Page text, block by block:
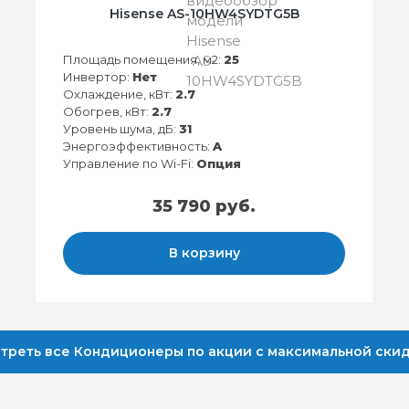
Hisense AS-10HW4SYDTG5B
Площадь помещения, м2: 25
Инвертор: Нет
Охлаждение, кВт: 2.7
Обогрев, кВт: 2.7
Уровень шума, дБ: 31
Энергоэффективность: A
Управление по Wi-Fi: Опция
35 790 руб.
В корзину
все Кондиционеры по акции с максимальной